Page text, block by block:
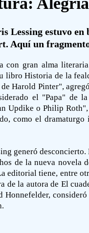
Lessing estuvo
Aquí un
con gran alma
libro Historia de la
Harold Pinter",
el "Papa" de
Updike o Philip
como el
generó
de la nueva novela
editorial tiene, entre
de la autora de El